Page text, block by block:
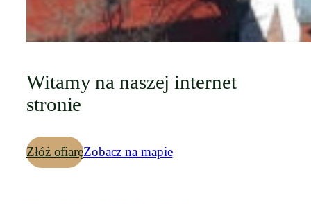
Witamy na naszej internet
stronie
Złóż ofiaręZobacz na mapie